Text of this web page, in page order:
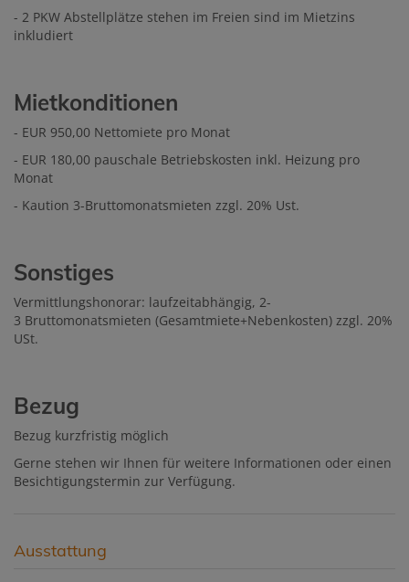
- 2 PKW Abstellplätze stehen im Freien sind im Mietzins
inkludiert
Mietkonditionen
- EUR 950,00 Nettomiete pro Monat
- EUR 180,00 pauschale Betriebskosten inkl. Heizung pro
Monat
- Kaution 3-Bruttomonatsmieten zzgl. 20% Ust.
Sonstiges
Vermittlungshonorar: laufzeitabhängig, 2-
3 Bruttomonatsmieten (Gesamtmiete+Nebenkosten) zzgl. 20%
USt.
Bezug
Bezug kurzfristig möglich
Gerne stehen wir Ihnen für weitere Informationen oder einen
Besichtigungstermin zur Verfügung.
Ausstattung